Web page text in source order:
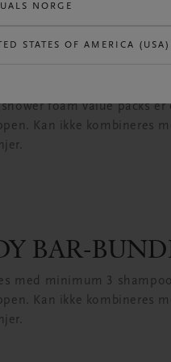
NEI. BLI I RITUALS NORGE
TIL RITUALS UNITED STATES OF AMERICA (USA)
BUNDLE
foam value packs er
Kan ikke kombineres
BAR-
med minimum 3 shampoo
Kan ikke kombineres